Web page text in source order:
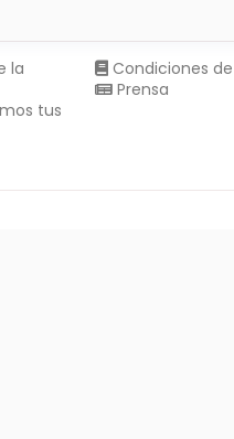
la
tus
Condiciones
Prensa